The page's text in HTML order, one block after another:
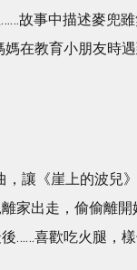
故事中描述麥兜
在教育小朋友時
，讓《崖上的波兒
家出走，偷偷離
……喜歡吃火腿，